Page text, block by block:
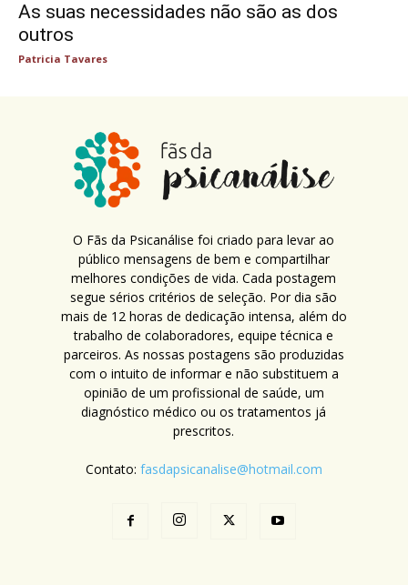
As suas necessidades não são as dos
outros
Patricia Tavares
O Fãs da Psicanálise foi criado para levar ao
público mensagens de bem e compartilhar
melhores condições de vida. Cada postagem
segue sérios critérios de seleção. Por dia são
mais de 12 horas de dedicação intensa, além do
trabalho de colaboradores, equipe técnica e
parceiros. As nossas postagens são produzidas
com o intuito de informar e não substituem a
opinião de um profissional de saúde, um
diagnóstico médico ou os tratamentos já
prescritos.
Contato: fasdapsicanalise@hotmail.com